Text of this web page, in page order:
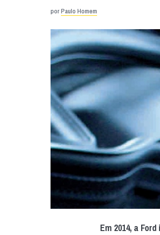
porPaulo Homem
Em 2014, a